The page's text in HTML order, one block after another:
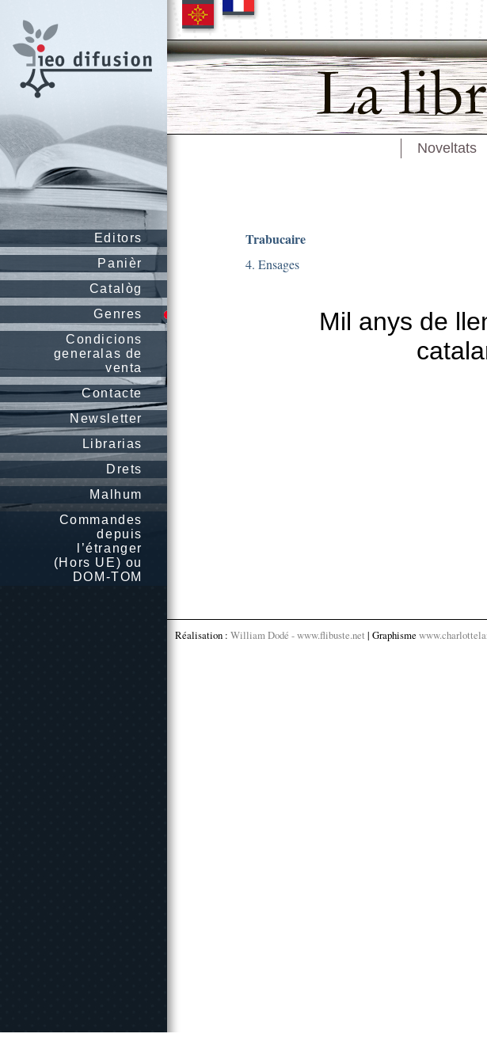
Editors
Panièr
Catalòg
Genres
Condicions
generalas de
venta
Contacte
Newsletter
Librarias
Drets
Malhum
Commandes
depuis
l’étranger
(Hors UE) ou
DOM-TOM
Noveltats
Trabucaire
4. Ensages
Mil anys de
Réalisation : William Dodé - www.flibuste.net | Graphisme